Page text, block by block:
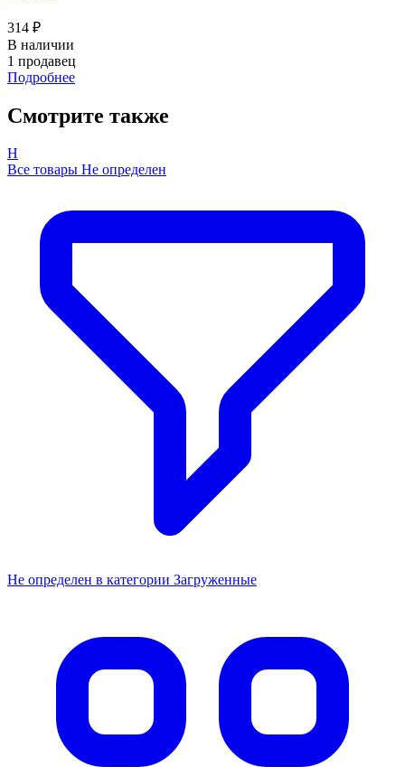
314 ₽
В наличии
1 продавец
Подробнее
Смотрите также
Н
Все товары Не определен
Не определен в категории Загруженные